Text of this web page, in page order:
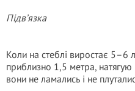
Підв’язка
Коли на стеблі виростає 5–6
приблизно 1,5 метра,
вони не ламались і не